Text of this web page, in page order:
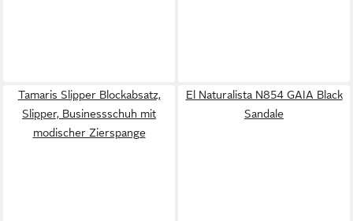
Tamaris Slipper Blockabsatz,
Slipper, Businessschuh mit
modischer Zierspange
El Naturalista N854 GAIA Black
Sandale